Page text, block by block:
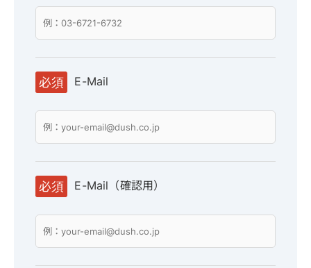
必須 E-Mail
必須 E-Mail（確認用）